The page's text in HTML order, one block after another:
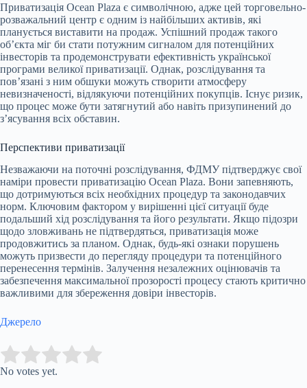
Приватизація Ocean Plaza є символічною, адже цей торговельно-
розважальний центр є одним із найбільших активів, які
планується виставити на продаж. Успішний продаж такого
об’єкта міг би стати потужним сигналом для потенційних
інвесторів та продемонструвати ефективність української
програми великої приватизації. Однак, розслідування та
пов’язані з ним обшуки можуть створити атмосферу
невизначеності, відлякуючи потенційних покупців. Існує ризик,
що процес може бути затягнутий або навіть призупинений до
з’ясування всіх обставин.
Перспективи приватизації
Незважаючи на поточні розслідування, ФДМУ підтверджує свої
наміри провести приватизацію Ocean Plaza. Вони запевняють,
що дотримуються всіх необхідних процедур та законодавчих
норм. Ключовим фактором у вирішенні цієї ситуації буде
подальший хід розслідування та його результати. Якщо підозри
щодо зловживань не підтвердяться, приватизація може
продовжитись за планом. Однак, будь-які ознаки порушень
можуть призвести до перегляду процедури та потенційного
перенесення термінів. Залучення незалежних оцінювачів та
забезпечення максимальної прозорості процесу стають критично
важливими для збереження довіри інвесторів.
Джерело
Rate this item:
No votes yet.